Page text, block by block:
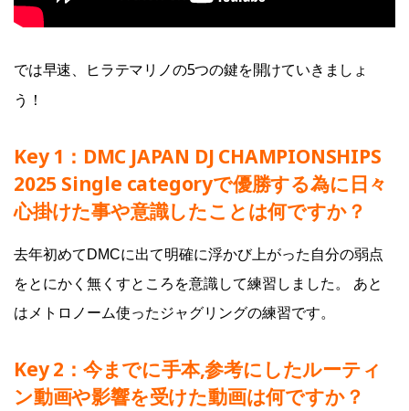
では早速、ヒラテマリノの5つの鍵を開けていきましょ
う！
Key 1：DMC JAPAN DJ CHAMPIONSHIPS
2025 Single categoryで優勝する為に日々
心掛けた事や意識したことは何ですか？
去年初めてDMCに出て明確に浮かび上がった自分の弱点
をとにかく無くすところを意識して練習しました。 あと
はメトロノーム使ったジャグリングの練習です。
Key 2：今までに手本,参考にしたルーティ
ン動画や影響を受けた動画は何ですか？